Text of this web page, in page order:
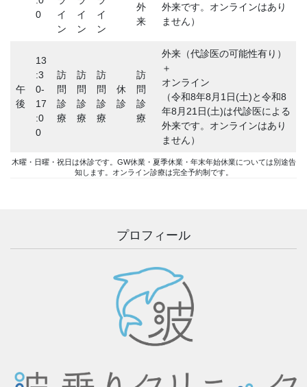
0
イ
ン
イ
ン
イ
ン
外
来
外来です。オンラインはあり
ません）
午
後
13
:3
0-
17
:0
0
訪
問
診
療
訪
問
診
療
訪
問
診
療
休
診
訪
問
診
療
外来（代診医の可能性有り）
＋
オンライン
（令和8年8月1日(土)と令和8
年8月21日(土)は代診医による
外来です。オンラインはあり
ません）
木曜・日曜・祝日は休診です。GW休業・夏季休業・年末年始休業については別途告
知します。オンライン診療は完全予約制です。
プロフィール